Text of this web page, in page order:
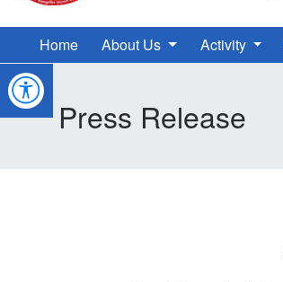
Home About Us Activity
Press Release